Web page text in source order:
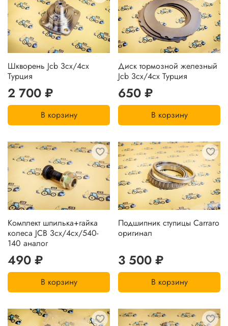
Шкворень Jcb 3cx/4cx
Турция
2 700 ₽
В корзину
Диск тормозной железный
Jcb 3cx/4cx Турция
650 ₽
В корзину
Комплект шпилька+гайка
колеса JCB 3cx/4cx/540-
140 аналог
490 ₽
В корзину
Подшипник ступицы Carraro
оригинал
3 500 ₽
В корзину